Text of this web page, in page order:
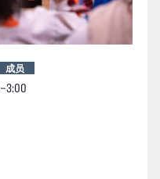
–3:00
成员